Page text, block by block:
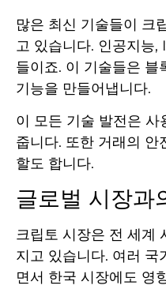
많은 최신 기술들이 크
고 있습니다. 인공지능,
들이죠. 이 기술들은 블
기능을 만들어냅니다.
이 모든 기술 발전은 사
줍니다. 또한 거래의 안
할도 합니다.
글로벌 시장과
크립토 시장은 전 세계
지고 있습니다. 여러 국
면서 한국 시장에도 영